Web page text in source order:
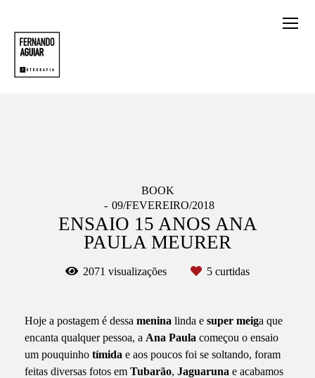
BOOK
09/FEVEREIRO/2018
ENSAIO 15 ANOS ANA
PAULA MEURER
2071 visualizações 5 curtidas
Hoje a postagem é dessa menina linda e super meiga que
encanta qualquer pessoa, a Ana Paula começou o ensaio
um pouquinho tímida e aos poucos foi se soltando, foram
feitas diversas fotos em Tubarão, Jaguaruna e acabamos